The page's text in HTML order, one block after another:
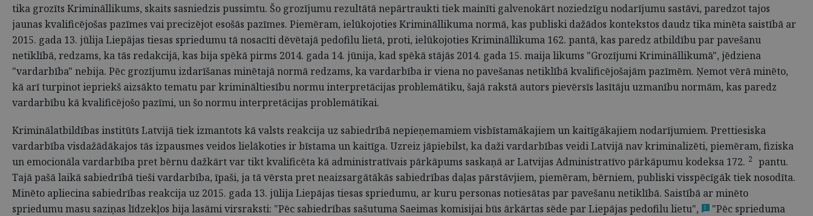
tika grozīts Krimināllikums, skaits sasniedzis pussimtu. Šo grozījumu rezultātā nepārtraukti tiek mainīti galvenokārt noziedzīgu nodarījumu sastāvi, paredzot tajos
jaunas kvalificējošas pazīmes vai precizējot esošās pazīmes. Piemēram, ielūkojoties Krimināllikuma normā, kas publiski dažādos kontekstos daudz tika minēta saistībā ar
2015. gada 13. jūlija Liepājas tiesas spriedumu tā nosacīti dēvētajā pedofilu lietā, proti, ielūkojoties Krimināllikuma 162. pantā, kas paredz atbildību par pavešanu
netiklībā, redzams, ka tās redakcijā, kas bija spēkā pirms 2014. gada 14. jūnija, kad spēkā stājās 2014. gada 15. maija likums "Grozījumi Krimināllikumā", jēdziena
"vardarbība" nebija. Pēc grozījumu izdarīšanas minētajā normā redzams, ka vardarbība ir viena no pavešanas netiklībā kvalificējošajām pazīmēm. Ņemot vērā minēto,
kā arī turpinot iepriekš aizsākto tematu par krimināltiesību normu interpretācijas problemātiku, šajā rakstā autors pievērsīs lasītāju uzmanību normām, kas paredz
vardarbību kā kvalificējošo pazīmi, un šo normu interpretācijas problemātikai.
Kriminālatbildības institūts Latvijā tiek izmantots kā valsts reakcija uz sabiedrībā nepieņemamiem visbīstamākajiem un kaitīgākajiem nodarījumiem. Prettiesiska
vardarbība visdažādākajos tās izpausmes veidos lielākoties ir bīstama un kaitīga. Uzreiz jāpiebilst, ka daži vardarbības veidi Latvijā nav kriminalizēti, piemēram, fiziska
un emocionāla vardarbība pret bērnu dažkārt var tikt kvalificēta kā administratīvais pārkāpums saskaņā ar Latvijas Administratīvo pārkāpumu kodeksa 172. 2
pantu.
Tajā pašā laikā sabiedrībā tieši vardarbība, īpaši, ja tā vērsta pret neaizsargātākās sabiedrības daļas pārstāvjiem, piemēram, bērniem, publiski visspēcīgāk tiek nosodīta.
Minēto apliecina sabiedrības reakcija uz 2015. gada 13. jūlija Liepājas tiesas spriedumu, ar kuru personas notiesātas par pavešanu netiklībā. Saistībā ar minēto
spriedumu masu saziņas līdzekļos bija lasāmi virsraksti: "Pēc sabiedrības sašutuma Saeimas komisijai būs ārkārtas sēde par Liepājas pedofilu lietu",
1
"Pēc sprieduma